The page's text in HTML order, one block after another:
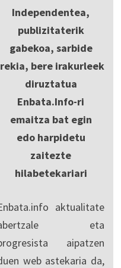
Independentea,
publizitaterik
gabekoa, sarbide
bere irakurleek
diruztatua
Enbata.Info-ri
emaitza bat egin
edo harpidetu
zaitezte
hilabetekariari
aktualitate
eta
aipatzen
web astekaria da,